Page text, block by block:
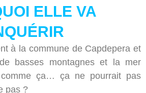
ELLE VA
à la commune de Capdepera et
basses montagnes et la mer
comme ça… ça ne pourrait pas
pas ?